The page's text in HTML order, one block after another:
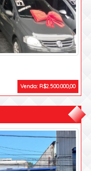
Venda: R$2.500.000,00